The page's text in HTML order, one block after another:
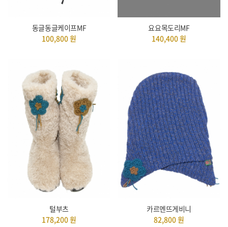
동글동글케이프MF
100,800원
요요목도리MF
140,400원
털부츠
178,200원
카르멘뜨게비니
82,800원